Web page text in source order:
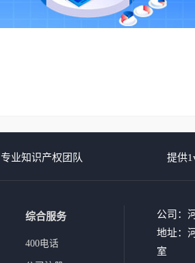
专业知识产权团队 提供
综合服务
400电话
公司：
地址：
室